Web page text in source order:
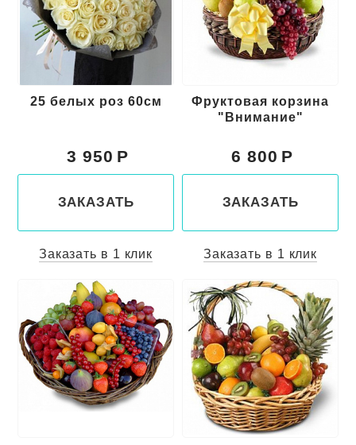
25 белых роз 60см
3 950
ЗАКАЗАТЬ
Заказать в 1 клик
Фруктовая корзина
"Внимание"
6 800
ЗАКАЗАТЬ
Заказать в 1 клик